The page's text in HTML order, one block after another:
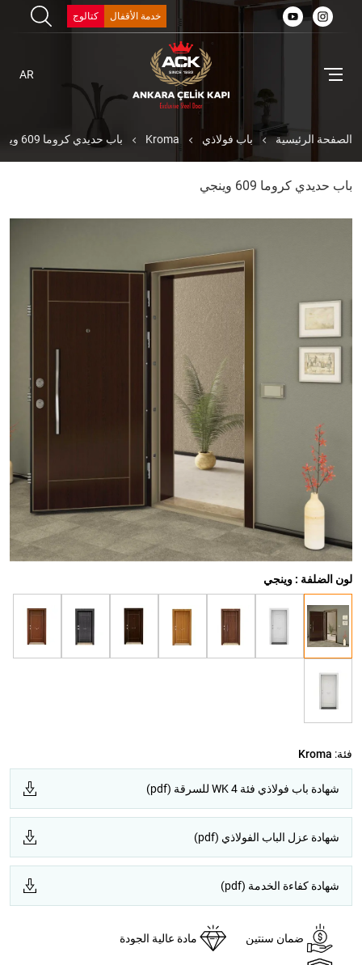
خدمة الأقفال كتالوج
AR
الصفحة الرئيسية باب فولاذي Kroma باب حديدي كروما 609 وينجي
باب حديدي كروما 609 وينجي
لون الضلفة : وينجي
فئة: Kroma
شهادة باب فولاذي فئة WK 4 للسرقة (pdf)
شهادة عزل الباب الفولاذي (pdf)
شهادة كفاءة الخدمة (pdf)
ضمان سنتين مادة عالية الجودة